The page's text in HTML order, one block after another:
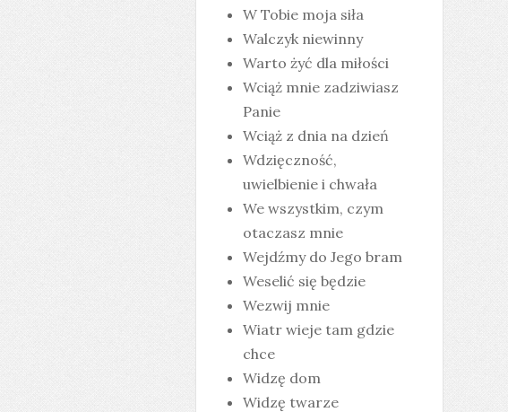
W Tobie moja siła
Walczyk niewinny
Warto żyć dla miłości
Wciąż mnie zadziwiasz
Panie
Wciąż z dnia na dzień
Wdzięczność,
uwielbienie i chwała
We wszystkim, czym
otaczasz mnie
Wejdźmy do Jego bram
Weselić się będzie
Wezwij mnie
Wiatr wieje tam gdzie
chce
Widzę dom
Widzę twarze